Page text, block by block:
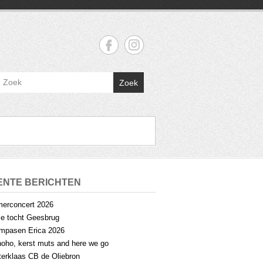
Zoek
BERICHTEN
2026
tocht Geesbrug
Erica 2026
kerst muts and here we go
CB de Oliebron